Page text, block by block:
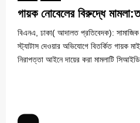
গায়ক নোবেলের বিরুদ্ধে
বিএনএ, ঢাকা( আদালত প্রতিবেদক): সামাজিক
স্ট্যাটাস দেওয়ার অভিযোগে বিতর্কিত গায়ক
নিরাপত্তা আইনে দায়ের করা মামলাটি